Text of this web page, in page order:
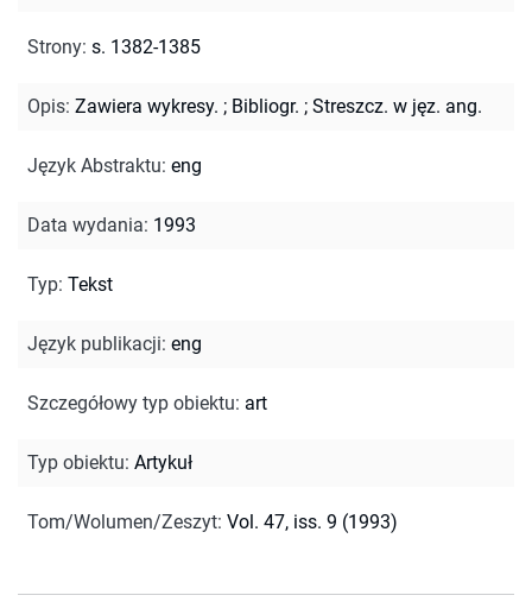
Strony: s. 1382-1385
Opis: Zawiera wykresy. ; Bibliogr. ; Streszcz. w jęz. ang.
Język Abstraktu: eng
Data wydania: 1993
Typ: Tekst
Język publikacji: eng
Szczegółowy typ obiektu: art
Typ obiektu: Artykuł
Tom/Wolumen/Zeszyt: Vol. 47, iss. 9 (1993)